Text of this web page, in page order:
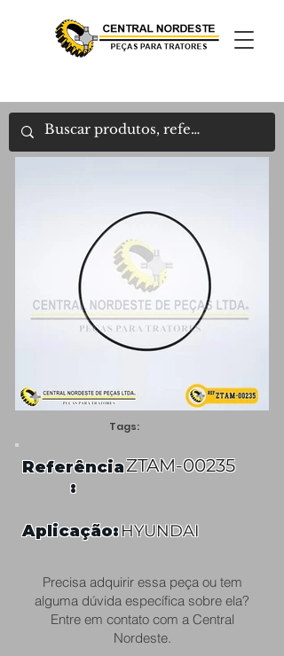
Tags:
Referência
:
ZTAM-00235
Aplicação:HYUNDAI
Precisa adquirir essa peça ou tem
alguma dúvida específica sobre ela?
Entre em contato com a Central
Nordeste.